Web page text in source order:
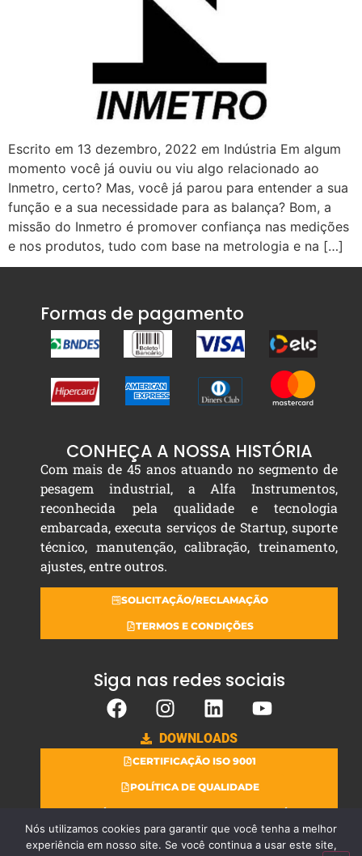
Escrito em 13 dezembro, 2022 em Indústria Em algum
momento você já ouviu ou viu algo relacionado ao
Inmetro, certo? Mas, você já parou para entender a sua
função e a sua necessidade para as balança? Bom, a
missão do Inmetro é promover confiança nas medições
e nos produtos, tudo com base na metrologia e na […]
Formas de pagamento
CONHEÇA A NOSSA HISTÓRIA
Com mais de 45 anos atuando no segmento de
pesagem industrial, a Alfa Instrumentos,
reconhecida pela qualidade e tecnologia
embarcada, executa serviços de Startup, suporte
técnico, manutenção, calibração, treinamento,
ajustes, entre outros.
SOLICITAÇÃO/RECLAMAÇÃO
TERMOS E CONDIÇÕES
Siga nas redes sociais
DOWNLOADS
CERTIFICAÇÃO ISO 9001
POLÍTICA DE QUALIDADE
Nós utilizamos cookies para garantir que você tenha a melhor
experiência em nosso site. Se você continua a usar este site,